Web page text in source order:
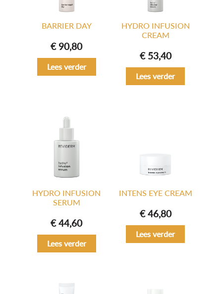
BARRIER DAY
€90,80
Lees verder
HYDRO INFUSION
CREAM
€53,40
Lees verder
HYDRO INFUSION
SERUM
€44,60
Lees verder
INTENS EYE CREAM
€46,80
Lees verder